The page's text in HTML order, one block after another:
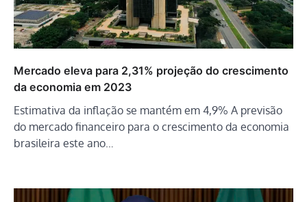
Mercado eleva para 2,31% projeção do crescimento
da economia em 2023
Estimativa da inflação se mantém em 4,9% A previsão
do mercado financeiro para o crescimento da economia
brasileira este ano…